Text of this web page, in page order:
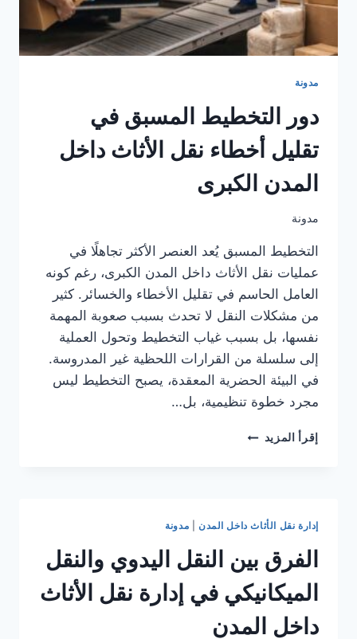
مدونة
دور التخطيط المسبق في
تقليل أخطاء نقل الأثاث داخل
المدن الكبرى
مدونة
التخطيط المسبق يُعد العنصر الأكثر تجاهلًا في
عمليات نقل الأثاث داخل المدن الكبرى، رغم كونه
العامل الحاسم في تقليل الأخطاء والخسائر. كثير
من مشكلات النقل لا تحدث بسبب صعوبة المهمة
نفسها، بل بسبب غياب التخطيط وتحول العملية
إلى سلسلة من القرارات اللحظية غير المدروسة.
في البيئة الحضرية المعقدة، يصبح التخطيط ليس
مجرد خطوة تنظيمية، بل…
إقرأ المزيد دور
داخل
المدن
الكبرى
إدارة نقل الأثاث داخل المدن مدونة
الفرق بين النقل اليدوي والنقل
الميكانيكي في إدارة نقل الأثاث
داخل المدن